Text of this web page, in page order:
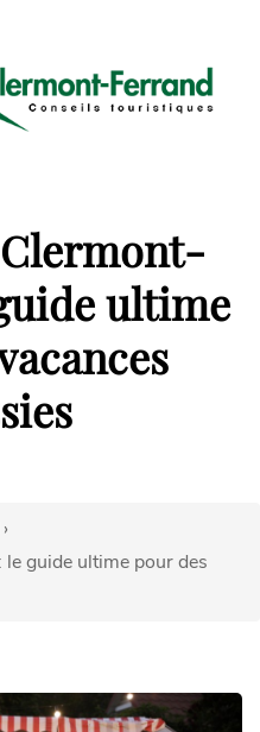
ultime
›
guide ultime pour des